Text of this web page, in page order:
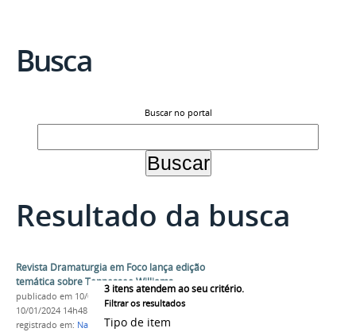
Busca
Buscar no portal
Resultado da busca
3 itens atendem ao seu critério.
Filtrar os resultados
Tipo de item
Revista Dramaturgia em Foco lança edição
temática sobre Tennessee Williams
publicado em 10/01/2024— última modificaçãoem
10/01/2024 14h48
registrado em: Narravis , Revista ,Dramaturgia